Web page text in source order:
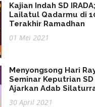
Kajian Indah SD
Lailatul Qadarmu di
Terakhir Ramadhan
01 Mei 2021
Menyongsong Hari
Seminar Keputrian SD
Ajarkan Adab
30 April 2021